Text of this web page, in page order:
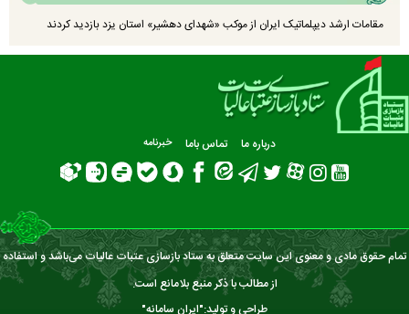
مقامات ارشد دیپلماتیک ایران از موکب «شهدای دهشیر» استان یزد بازدید کردند
درباره ما تماس باما خبرنامه
تمام حقوق مادی و معنوی این سایت متعلق به ستاد بازسازی عتبات عالیات می‌باشد و استفاده
از مطالب با ذکر منبع بلامانع است.
طراحی و تولید:"ایران سامانه"